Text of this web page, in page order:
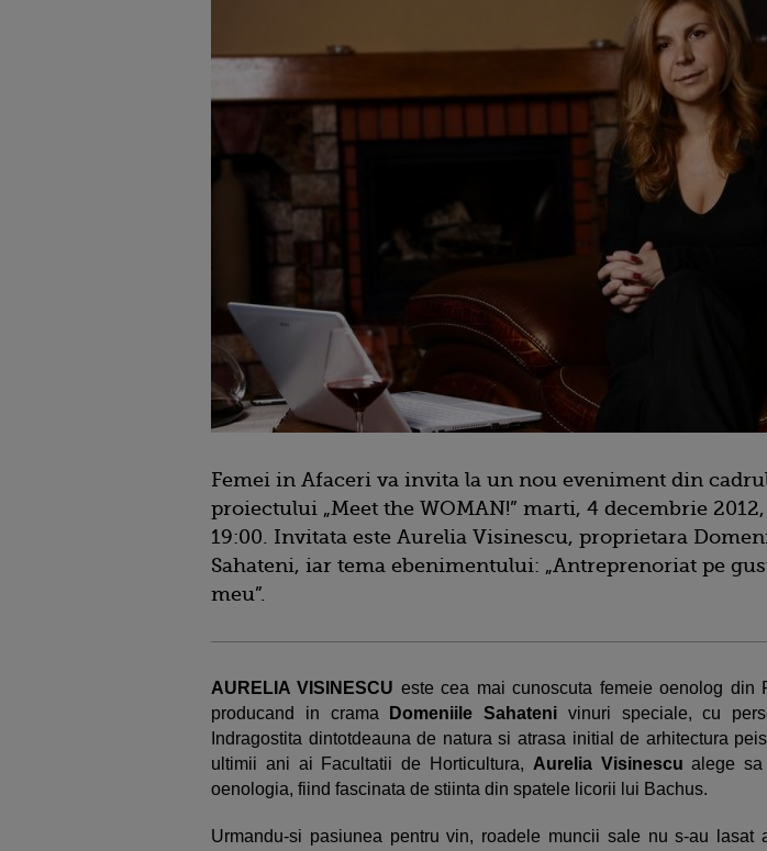
Femei in Afaceri va invita la un nou eveniment din
proiectului „Meet the WOMAN!” marti, 4 decembrie
19:00. Invitata este Aurelia Visinescu, proprietara
Sahateni, iar tema ebenimentului: „Antreprenoriat pe
meu”.
AURELIA VISINESCU este cea mai cunoscuta femeie oenolog din
producand in crama
Domeniile Sahateni vinuri speciale, cu
Indragostita dintotdeauna de natura si atrasa initial de arhitectura
ultimii ani ai Facultatii de Horticultura, Aurelia Visinescu alege sa
oenologia, fiind fascinata de stiinta din spatele licorii lui Bachus.
Urmandu-si pasiunea pentru vin, roadele muncii sale nu s-au lasat